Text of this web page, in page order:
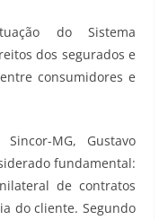
do Sistema
dos segurados e
consumidores e
MG, Gustavo
fundamental:
de contratos
do cliente. Segundo